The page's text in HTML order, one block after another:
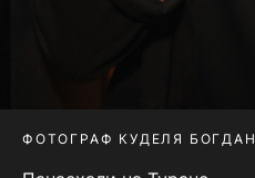
ФОТОГРАФ КУДЕЛЯ БОГДАН